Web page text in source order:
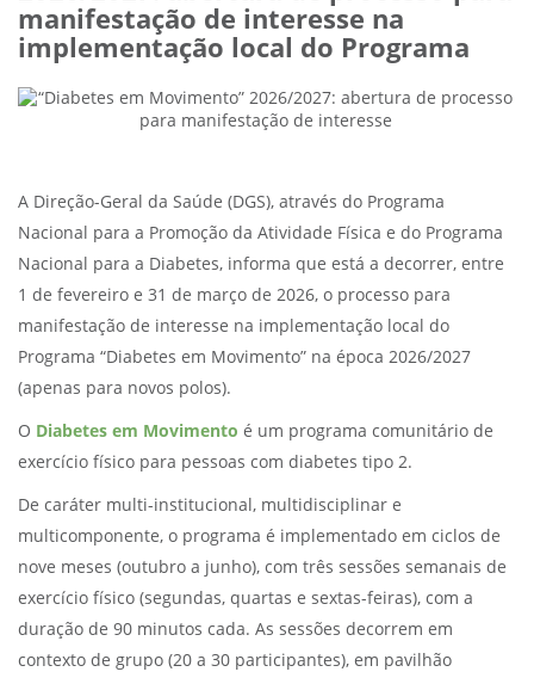
manifestação de interesse na
implementação local do Programa
A Direção-Geral da Saúde (DGS), através do Programa
Nacional para a Promoção da Atividade Física e do Programa
Nacional para a Diabetes, informa que está a decorrer, entre
1 de fevereiro e 31 de março de 2026, o processo para
manifestação de interesse na implementação local do
Programa “Diabetes em Movimento” na época 2026/2027
(apenas para novos polos).
O Diabetes em Movimento é um programa comunitário de
exercício físico para pessoas com diabetes tipo 2.
De caráter multi-institucional, multidisciplinar e
multicomponente, o programa é implementado em ciclos de
nove meses (outubro a junho), com três sessões semanais de
exercício físico (segundas, quartas e sextas-feiras), com a
duração de 90 minutos cada. As sessões decorrem em
contexto de grupo (20 a 30 participantes), em pavilhão